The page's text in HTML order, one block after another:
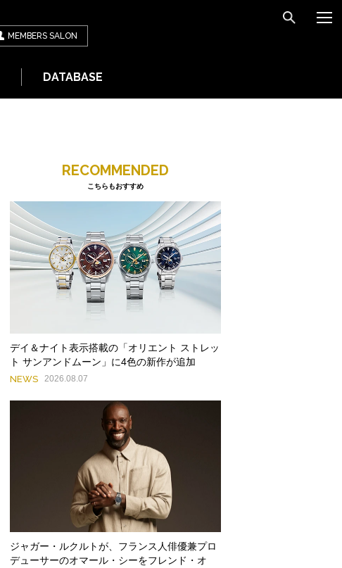
MEMBERS SALON
DATABASE
RECOMMENDED
こちらもおすすめ
デイ＆ナイト表示搭載の「オリエント ストレッ
ト サンアンドムーン」に4色の新作が追加
NEWS 2026.08.07
ジャガー・ルクルトが、フランス人俳優兼プロ
デューサーのオマール・シーをフレンド・オ